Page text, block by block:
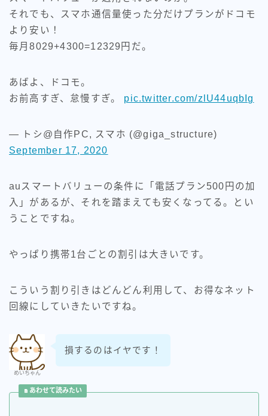
それでも、スマホ通信量使った分だけプランがドコモ
より安い！
毎月8029+4300=12329円だ。
あばよ、ドコモ。
お前高すぎ、怠慢すぎ。 pic.twitter.com/zlU44uqbIg
— トシ@自作PC, スマホ (@giga_structure)
September 17, 2020
auスマートバリューの条件に「電話プラン500円の加
入」があるが、それを踏まえても安くなってる。とい
うことですね。
やっぱり携帯1台ごとの割引は大きいです。
こういう割り引きはどんどん利用して、お得なネット
回線にしていきたいですね。
めいちゃん
損するのはイヤです！
あわせて読みたい